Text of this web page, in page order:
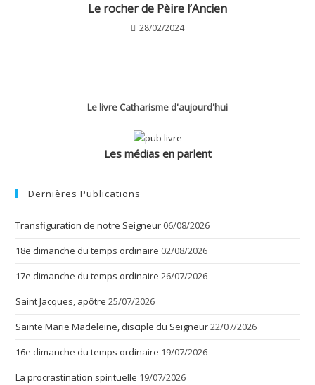
Le rocher de Pèire l’Ancien
28/02/2024
Le livre Catharisme d'aujourd'hui
Les médias en parlent
Dernières Publications
Transfiguration de notre Seigneur 06/08/2026
18e dimanche du temps ordinaire 02/08/2026
17e dimanche du temps ordinaire 26/07/2026
Saint Jacques, apôtre 25/07/2026
Sainte Marie Madeleine, disciple du Seigneur22/07/2026
16e dimanche du temps ordinaire 19/07/2026
La procrastination spirituelle 19/07/2026